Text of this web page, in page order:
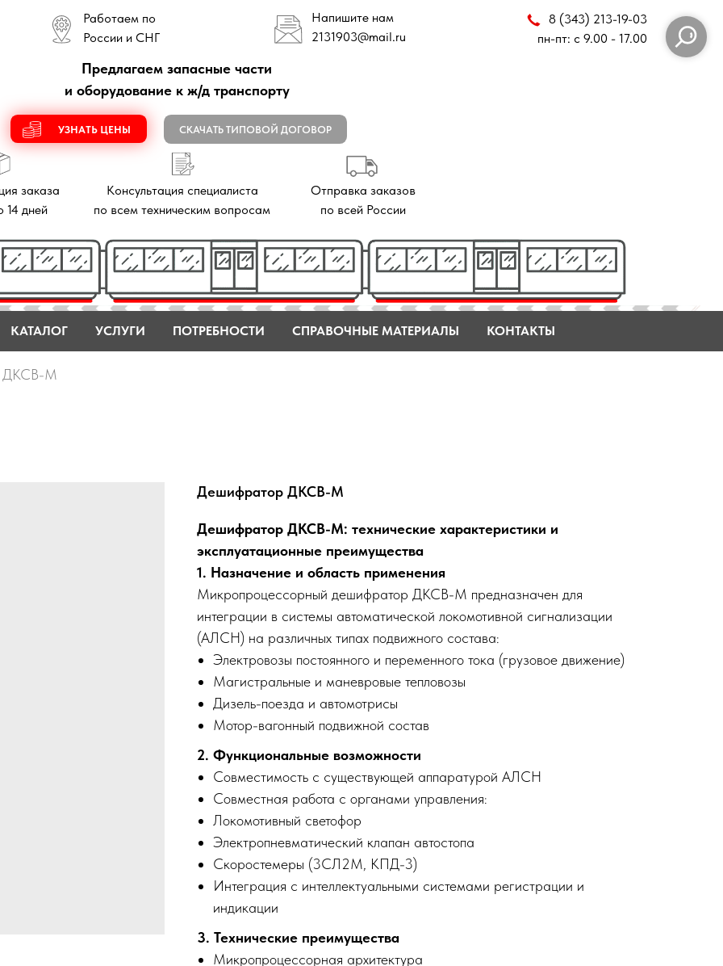
Работаем по
России и СНГ
8 (343) 213-19-03
пн-пт: с 9.00 - 17.00
Напишите нам
2131903@mail.ru
СКАЧАТЬ ТИПОВОЙ ДОГОВОР
УЗНАТЬ ЦЕНЫ
Предлагаем запасные части
и оборудование к ж/д транспорту
Консультация специалиста
по всем техническим вопросам
по всей России
КАТАЛОГ УСЛУГИ ПОТРЕБНОСТИ СПРАВОЧНЫЕ МАТЕРИАЛЫ КОНТАКТЫ
ДКСВ-М
Дешифратор ДКСВ-М
Дешифратор ДКСВ-М: технические характеристики и
эксплуатационные преимущества
1. Назначение и область применения
Микропроцессорный дешифратор ДКСВ-М предназначен для
интеграции в системы автоматической локомотивной сигнализации
(АЛСН) на различных типах подвижного состава:
Электровозы постоянного и переменного тока (грузовое движение)
Магистральные и маневровые тепловозы
Дизель-поезда и автомотрисы
Мотор-вагонный подвижной состав
2. Функциональные возможности
Совместимость с существующей аппаратурой АЛСН
Совместная работа с органами управления:
Локомотивный светофор
Электропневматический клапан автостопа
Скоростемеры (3СЛ2М, КПД-3)
Интеграция с интеллектуальными системами регистрации и
индикации
3. Технические преимущества
Микропроцессорная архитектура